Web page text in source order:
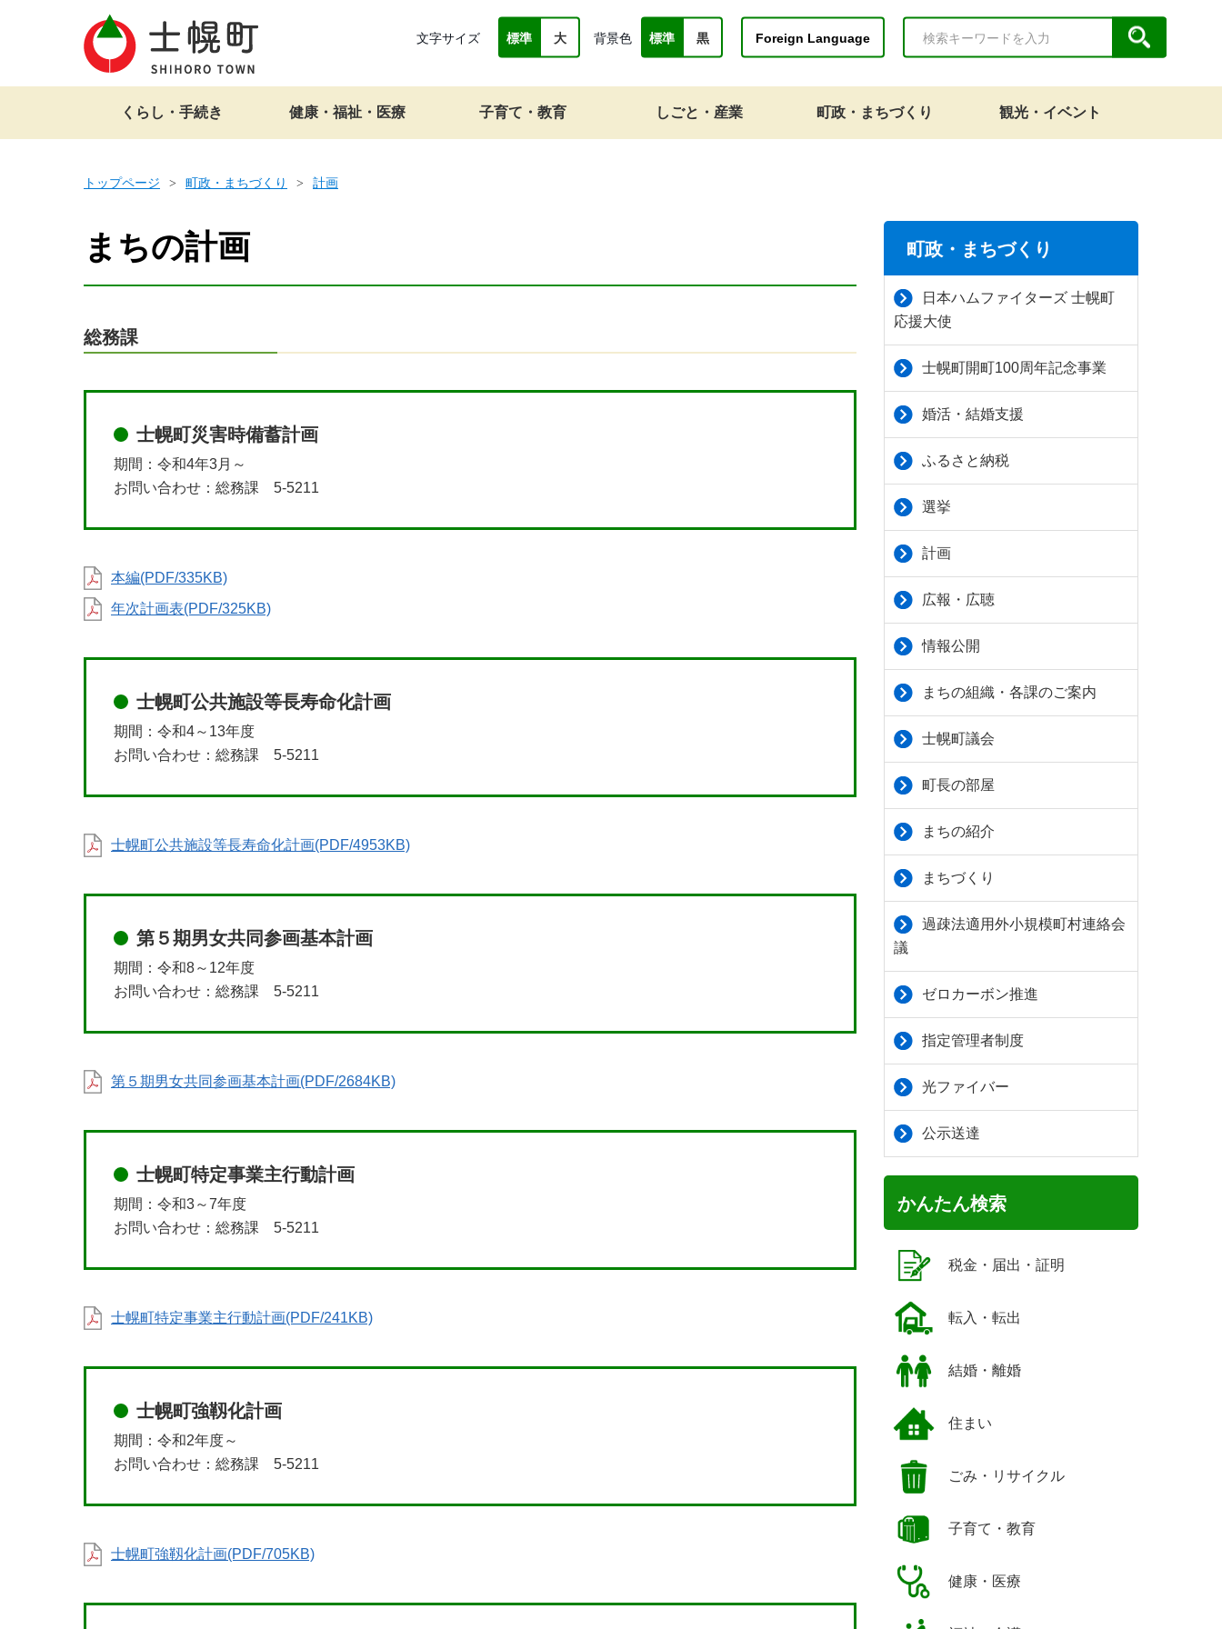
くらし・手続き 健康・福祉・医療 子育て・教育 しごと・産業 町政・まちづくり 観光・イベント
文字サイズ 標準 大 背景色 標準 黒 Foreign Language
トップページ 町政・まちづくり 計画
まちの計画
総務課
士幌町災害時備蓄計画
期間：令和4年3月～
お問い合わせ：総務課 5-5211
本編(PDF/335KB)
年次計画表(PDF/325KB)
士幌町公共施設等長寿命化計画
期間：令和4～13年度
お問い合わせ：総務課 5-5211
士幌町公共施設等長寿命化計画(PDF/4953KB)
第５期男女共同参画基本計画
期間：令和8～12年度
お問い合わせ：総務課 5-5211
第５期男女共同参画基本計画(PDF/2684KB)
士幌町特定事業主行動計画
期間：令和3～7年度
お問い合わせ：総務課 5-5211
士幌町特定事業主行動計画(PDF/241KB)
士幌町強靱化計画
期間：令和2年度～
お問い合わせ：総務課 5-5211
士幌町強靱化計画(PDF/705KB)
町政・まちづくり
日本ハムファイターズ 士幌町
応援大使
士幌町開町100周年記念事業
婚活・結婚支援
ふるさと納税
選挙
計画
広報・広聴
情報公開
まちの組織・各課のご案内
士幌町議会
町長の部屋
まちの紹介
まちづくり
過疎法適用外小規模町村連絡会
議
ゼロカーボン推進
指定管理者制度
光ファイバー
公示送達
かんたん検索
税金・届出・証明
転入・転出
結婚・離婚
住まい
ごみ・リサイクル
子育て・教育
健康・医療